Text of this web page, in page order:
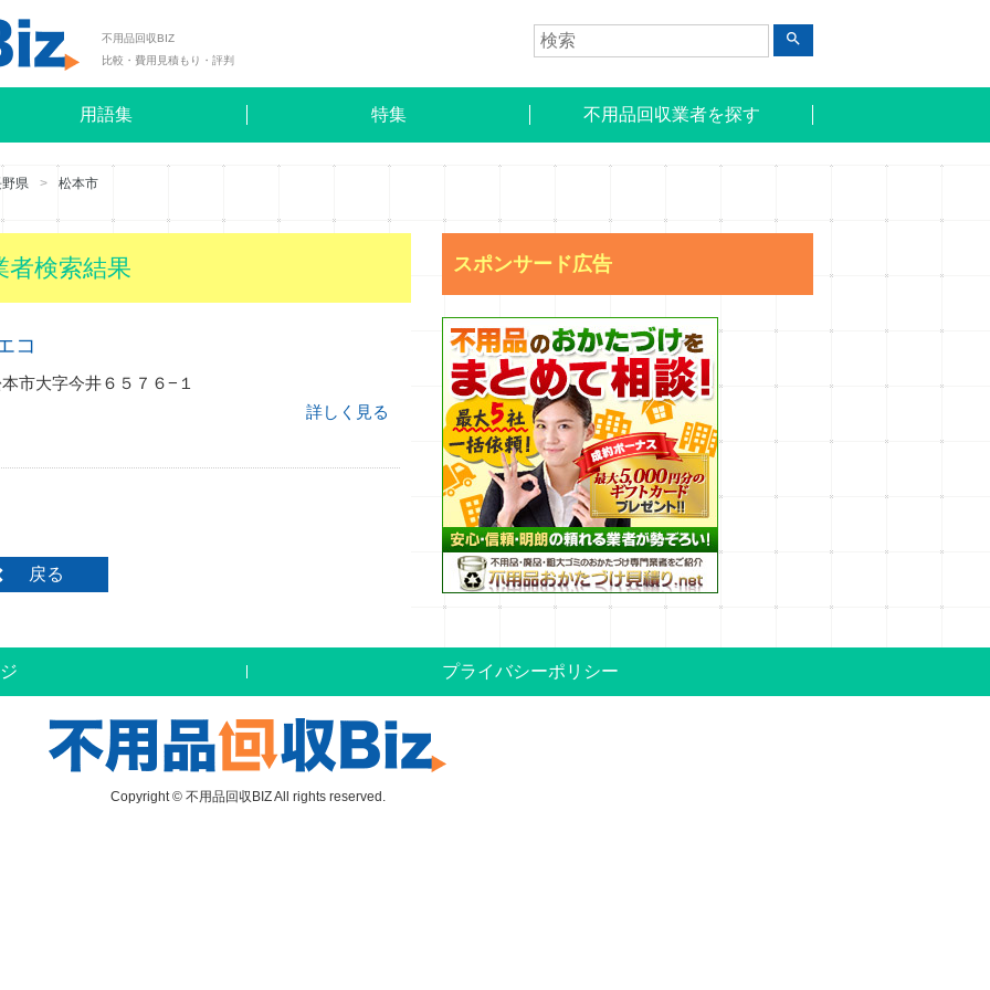
不用品回収BIZ
比較・費用見積もり・評判
search
用語集 特集 不用品回収業者を探す
県 松本市
者検索結果
コ
市大字今井６５７６−１
詳しく見る
戻る
スポンサード広告
プライバシーポリシー
Copyright © 不用品回収BIZ All rights reserved.